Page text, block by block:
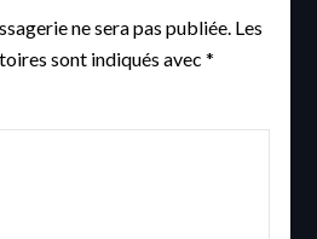
ne sera pas publiée. Les
sont indiqués avec *